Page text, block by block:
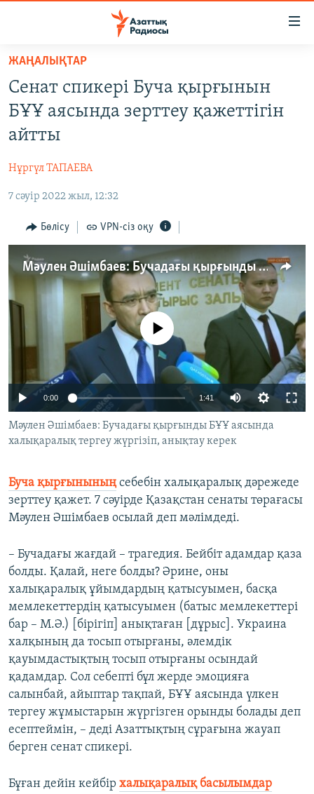
Skip
main
content
Skip
to
main
Navigation
Skip
Search
AZATTYQTV
АДАМ ҚҰҚЫҚТАРЫ
ӘЛЕУМЕТ
ӘЛЕМ
АРНАЙЫ ЖОБАЛАР
Русский
ЖАЗЫЛЫҢЫЗ
Басқа тілдерде
ЖАҢАЛЫҚТАР
Сенат спикері Буча қырғынын
БҰҰ аясында зерттеу қажеттігін
айтты
Нұргүл ТАПАЕВА
7 сәуір 2022 жыл, 12:32
Бөлісу VPN-сіз оқу
Мәулен Әшімбаев: Бучадағы қырғынды БҰҰ аясында халықаралық тергеу жүргізіп, анықтау керек
240p
720p
No media source currently available
0:00 1:41
Мәулен Әшімбаев: Бучадағы қырғынды БҰҰ аясында
халықаралық тергеу жүргізіп, анықтау керек
Буча қырғыныныңсебебін халықаралық дәрежеде
зерттеу қажет. 7 сәуірде Қазақстан сенаты төрағасы
Мәулен Әшімбаев осылай деп мәлімдеді.
– Бучадағы жағдай – трагедия. Бейбіт адамдар қаза
болды. Қалай, неге болды? Әрине, оны
халықаралық ұйымдардың қатысуымен, басқа
мемлекеттердің қатысуымен (батыс мемлекеттері
бар – М.Ә.) [бірігіп] анықтаған [дұрыс]. Украина
халқының да тосып отырғаны, әлемдік
қауымдастықтың тосып отырғаны осындай
қадамдар. Сол себепті бұл жерде эмоцияға
салынбай, айыптар тақпай, БҰҰ аясында үлкен
тергеу жұмыстарын жүргізген орынды болады деп
есептеймін, – деді Азаттықтың сұрағына жауап
берген сенат спикері.
Бұған дейін кейбір халықаралық басылымдар